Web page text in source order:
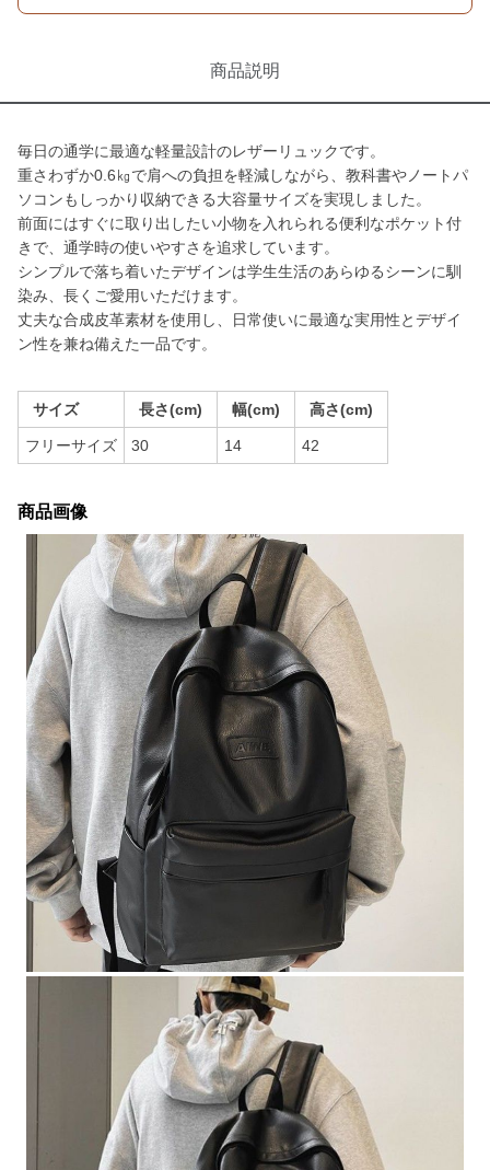
商品説明
毎日の通学に最適な軽量設計のレザーリュックです。
重さわずか0.6㎏で肩への負担を軽減しながら、教科書やノートパ
ソコンもしっかり収納できる大容量サイズを実現しました。
前面にはすぐに取り出したい小物を入れられる便利なポケット付
きで、通学時の使いやすさを追求しています。
シンプルで落ち着いたデザインは学生生活のあらゆるシーンに馴
染み、長くご愛用いただけます。
丈夫な合成皮革素材を使用し、日常使いに最適な実用性とデザイ
ン性を兼ね備えた一品です。
サイズ 長さ(cm) 幅(cm) 高さ(cm)
フリーサイズ 30 14 42
商品画像